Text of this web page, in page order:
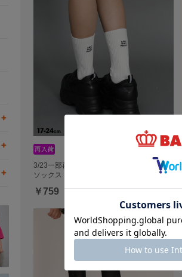
3/23一部再販 PINKHUNT 刺繍ロゴクルー
ソックス 1521
￥759